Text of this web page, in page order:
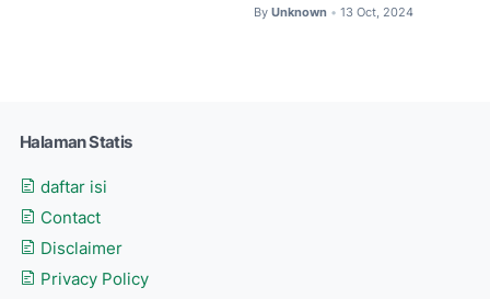
By Unknown • 13 Oct, 2024
Halaman Statis
daftar isi
Contact
Disclaimer
Privacy Policy